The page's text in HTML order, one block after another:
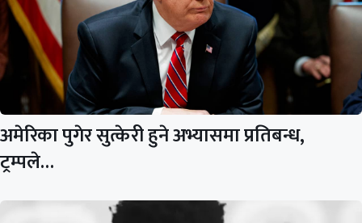
अमेरिका पुगेर सुत्केरी हुने अभ्यासमा प्रतिबन्ध,
ट्रम्पले…